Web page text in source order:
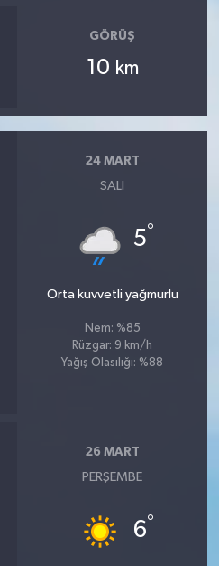
GÖRÜŞ
10 km
24 MART
SALI
5°
Orta kuvvetli yağmurlu
Nem: %85
Rüzgar: 9 km/h
Yağış Olasılığı: %88
26 MART
PERŞEMBE
6°